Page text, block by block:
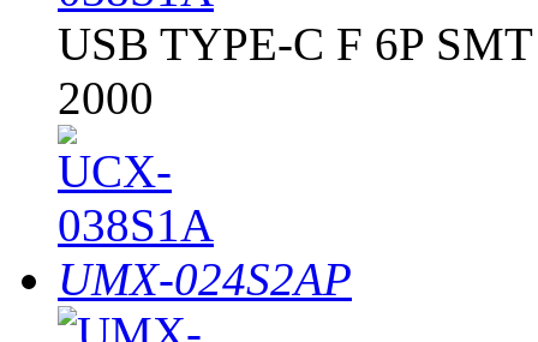
USB TYPE-C F 6P
2000
UMX-024S2AP